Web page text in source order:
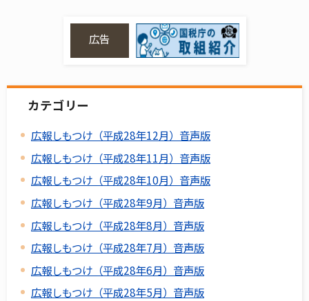
広告
カテゴリー
広報しもつけ（平成28年12月）音声版
広報しもつけ（平成28年11月）音声版
広報しもつけ（平成28年10月）音声版
広報しもつけ（平成28年9月）音声版
広報しもつけ（平成28年8月）音声版
広報しもつけ（平成28年7月）音声版
広報しもつけ（平成28年6月）音声版
広報しもつけ（平成28年5月）音声版